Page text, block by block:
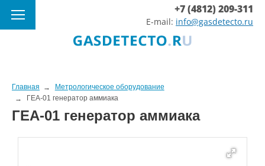
+7 (4812) 209-311
E-mail: info@gasdetecto.ru
Главная
Метрологическое оборудование
ГЕА-01 генератор аммиака
ГЕА-01 генератор аммиака